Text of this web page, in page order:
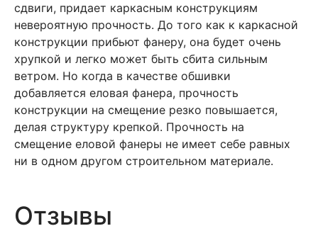
сдвиги, придает каркасным конструкциям
невероятную прочность. До того как к каркасной
конструкции прибьют фанеру, она будет очень
хрупкой и легко может быть сбита сильным
ветром. Но когда в качестве обшивки
добавляется еловая фанера, прочность
конструкции на смещение резко повышается,
делая структуру крепкой. Прочность на
смещение еловой фанеры не имеет себе равных
ни в одном другом строительном материале.
Отзывы